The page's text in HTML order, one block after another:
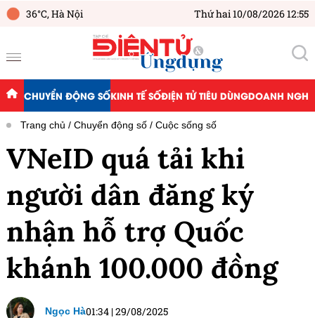
36°C,Hà Nội Thứ hai 10/08/2026 12:55
CHUYỂN ĐỘNG SỐKINH TẾ SỐĐIỆN TỬ TIÊU DÙNGDOANH
Trang chủ Chuyển động số Cuộc sống số
VNeID quá tải khi
người dân đăng ký
nhận hỗ trợ Quốc
khánh 100.000 đồng
Ngọc Hà01:34 |29/08/2025